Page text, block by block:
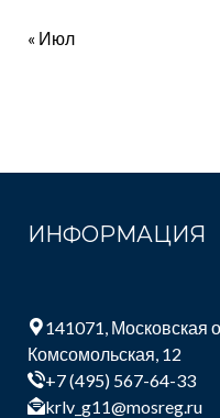
« Июл
ИНФОРМАЦИЯ
141071, Московская
Комсомольская, 12
+7 (495) 567-64-33
krlv_g11@mosreg.ru